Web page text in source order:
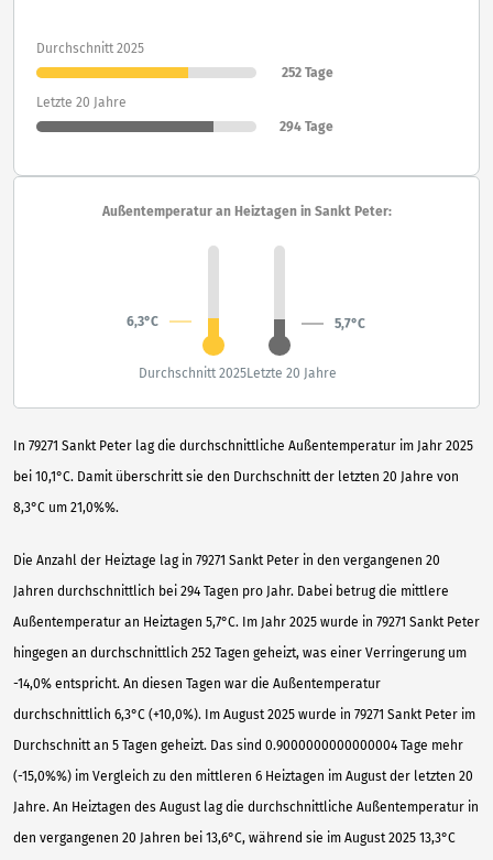
In 79271 Sankt Peter lag die durchschnittliche Außentemperatur im Jahr 2025
bei 10,1°C. Damit überschritt sie den Durchschnitt der letzten 20 Jahre von
8,3°C um 21,0%%.
Die Anzahl der Heiztage lag in 79271 Sankt Peter in den vergangenen 20
Jahren durchschnittlich bei 294 Tagen pro Jahr. Dabei betrug die mittlere
Außentemperatur an Heiztagen 5,7°C. Im Jahr 2025 wurde in 79271 Sankt Peter
hingegen an durchschnittlich 252 Tagen geheizt, was einer Verringerung um
-14,0% entspricht. An diesen Tagen war die Außentemperatur
durchschnittlich 6,3°C (+10,0%). Im August 2025 wurde in 79271 Sankt Peter im
Durchschnitt an 5 Tagen geheizt. Das sind 0.9000000000000004 Tage mehr
(-15,0%%) im Vergleich zu den mittleren 6 Heiztagen im August der letzten 20
Jahre. An Heiztagen des August lag die durchschnittliche Außentemperatur in
den vergangenen 20 Jahren bei 13,6°C, während sie im August 2025 13,3°C
Durchschnitt 2025
252 Tage
Letzte 20 Jahre
294 Tage
Außentemperatur an Heiztagen in Sankt Peter:
6,3°C 5,7°C
Durchschnitt 2025Letzte 20 Jahre